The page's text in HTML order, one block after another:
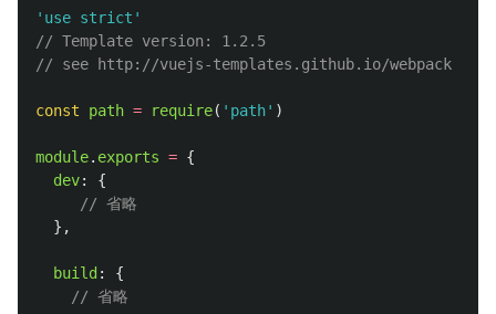
' use strict '
// Template version: 1.2.5
// see http://vuejs-templates.github.io/webpack for
const path = require( ' path' )
module. exports = {
dev:
{
// 省略
},
build :
{
// 省略